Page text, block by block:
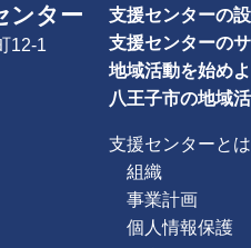
ンター
12-1
支援センターの
支援センターの
地域活動を始め
八王子市の地域
支援センターとは
組織
事業計画
個人情報保護